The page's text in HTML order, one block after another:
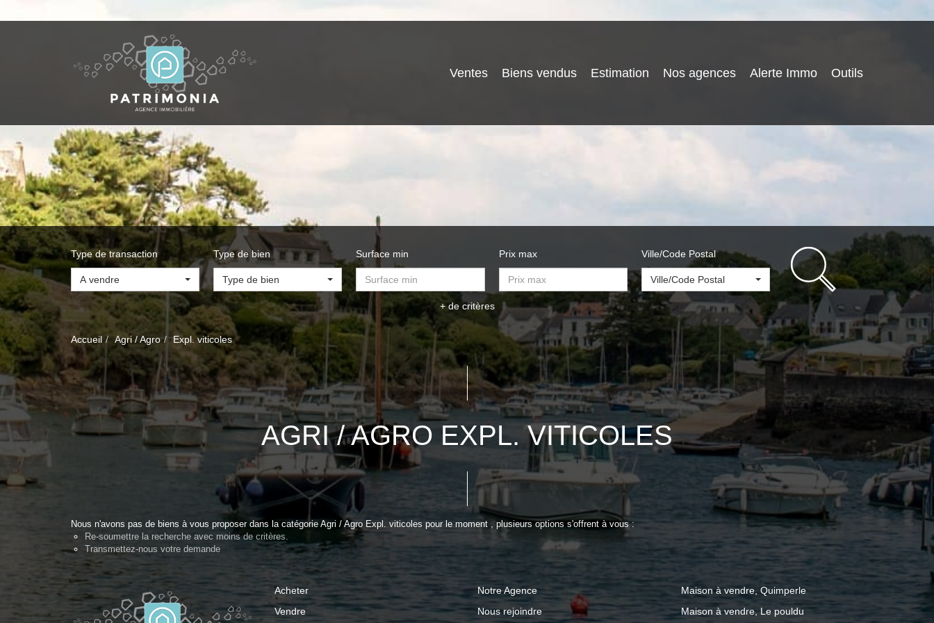
Ventes Biens vendus Estimation Nos agences Alerte Immo Outils
Type de transaction
A vendre
Type de bien
Type de bien
Surface min Prix max Ville/Code Postal
Ville/Code Postal
+ de critères
Accueil Agri / Agro Expl. viticoles
AGRI / AGRO EXPL. VITICOLES
Nous n'avons pas de biens à vous proposer dans la catégorie Agri / Agro Expl. viticoles pour le moment , plusieurs options s'offrent à vous :
Re-soumettre la recherche avec moins de critères.
Transmettez-nous votre demande
Acheter
Vendre
Notre Agence
Nous rejoindre
Maison à vendre, Quimperle
Maison à vendre, Le pouldu